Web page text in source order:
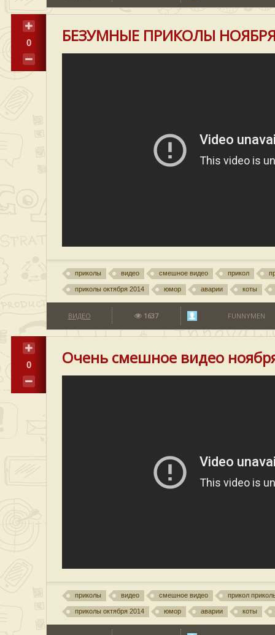
0 БЕЗУМНЫЕ ПРИКОЛЫ
приколы видео смешное видео прикол
приколы октября 2014 юмор аварии коты
ВИДЕО 1637 FUNNYMEN
0 Очень смешное видео
приколы видео смешное видео прикол
приколы октября 2014 юмор аварии коты